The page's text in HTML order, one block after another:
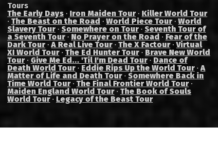
Tours
The Early Days · Iron Maiden Tour · Killer World Tour
· The Beast on the Road · World Piece Tour · World
Slavery Tour · Somewhere on Tour · Seventh Tour of
a Seventh Tour · No Prayer on the Road · Fear of the
Dark Tour ·A Real Live Tour · The X Factour ·Virtual
XI World Tour · The Ed Hunter Tour · Brave New World
Tour · Give Me Ed... 'Til I'm Dead Tour · Dance of
Death World Tour · Eddie Rips Up the World Tour ·A
Matter of Life and Death Tour · Somewhere Back in
Time World Tour · The Final Frontier World Tour ·
Maiden England World Tour · The Book of Souls
World Tour· Legacy of the Beast Tour